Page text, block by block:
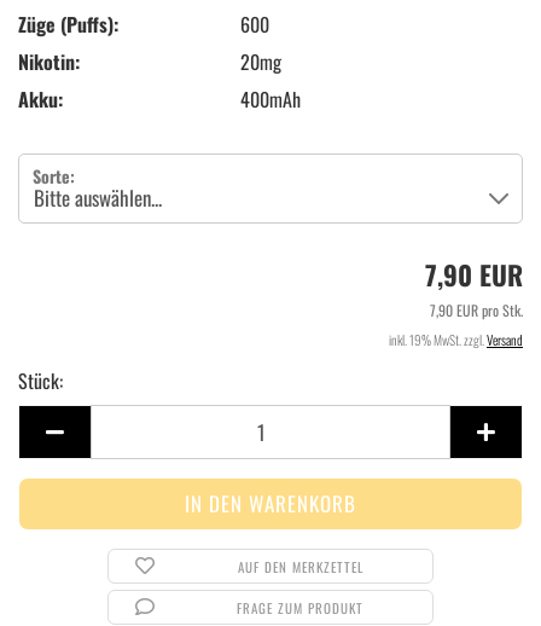
Züge (Puffs):
600
Nikotin:
20mg
Akku:
400mAh
Sorte:
7,90 EUR
7,90 EUR pro Stk.
inkl. 19% MwSt. zzgl. Versand
Stück:
Stück
AUF DEN MERKZETTEL
FRAGE ZUM PRODUKT